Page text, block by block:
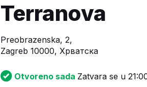
Terranova
Preobrazenska, 2,
Zagreb 10000, Хрватска
Otvoreno sada Zatvara se u